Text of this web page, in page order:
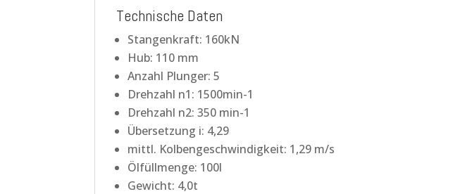
Technische Daten
Stangenkraft: 160kN
Hub: 110 mm
Anzahl Plunger: 5
Drehzahl n1: 1500min-1
Drehzahl n2: 350 min-1
Übersetzung i: 4,29
mittl. Kolbengeschwindigkeit: 1,29 m/s
Ölfüllmenge: 100l
Gewicht: 4,0t